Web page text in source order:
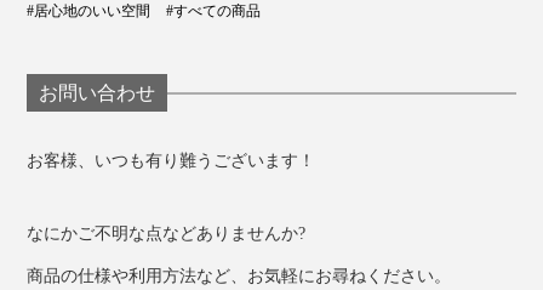
#居心地のいい空間
#すべての商品
お問い合わせ
お客様、いつも有り難うございます！
なにかご不明な点などありませんか?
商品の仕様や利用方法など、お気軽にお尋ねください。